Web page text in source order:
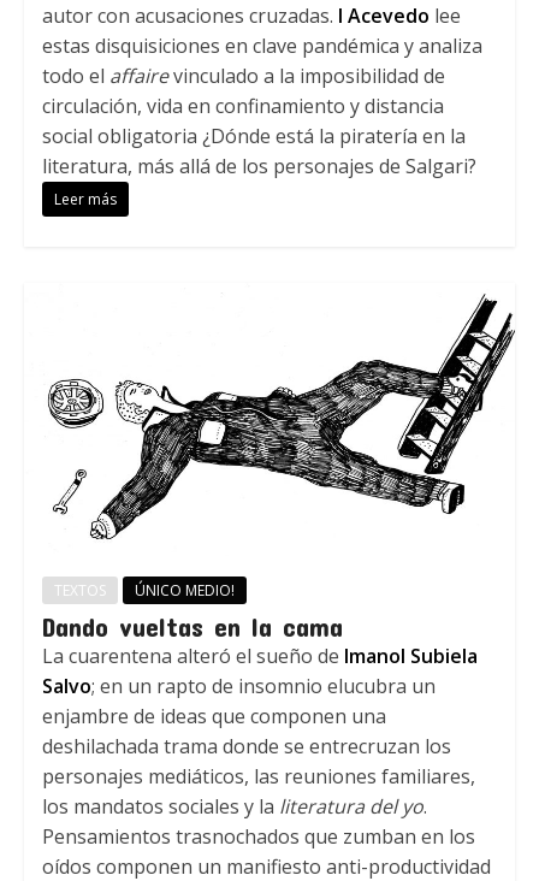
autor con acusaciones cruzadas. I Acevedo lee
estas disquisiciones en clave pandémica y analiza
todo el affairevinculado a la imposibilidad de
circulación, vida en confinamiento y distancia
social obligatoria ¿Dónde está la piratería en la
literatura, más allá de los personajes de Salgari?
Leer más
TEXTOS ÚNICO MEDIO!
Dando vueltas en la cama
La cuarentena alteró el sueño de Imanol Subiela
Salvo; en un rapto de insomnio elucubra un
enjambre de ideas que componen una
deshilachada trama donde se entrecruzan los
personajes mediáticos, las reuniones familiares,
los mandatos sociales y la literatura del yo.
Pensamientos trasnochados que zumban en los
oídos componen un manifiesto anti-productividad